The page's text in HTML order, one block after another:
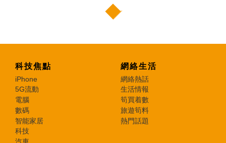
科技焦點
iPhone
5G流動
電腦
數碼
智能家居
科技
網絡生活
網絡熱話
生活情報
筍買着數
旅遊筍料
熱門話題